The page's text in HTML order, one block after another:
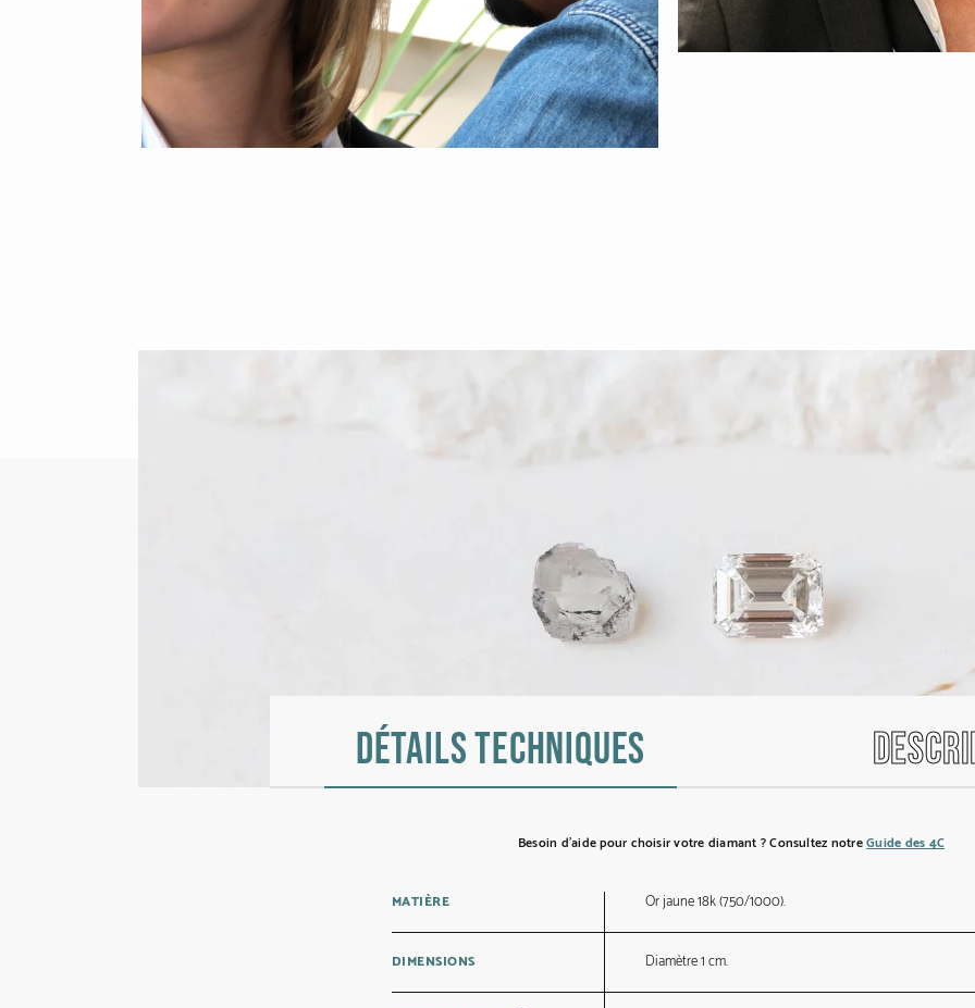
Détails techniques
Besoin d’aide pour choisir votre diamant ? Consultez notreGuide des 4C
MATIÈRE Or jaune 18k (750/1000).
DIMENSIONS Diamètre 1 cm.